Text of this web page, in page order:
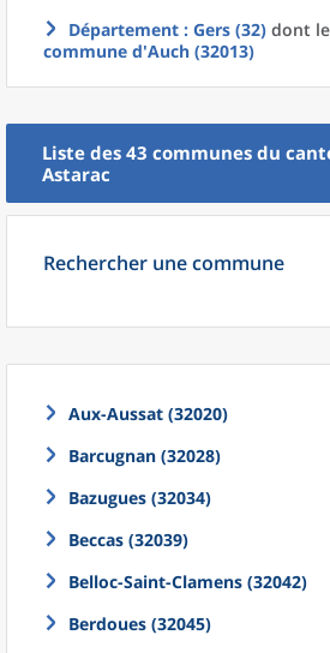
Département : Gers (32) dont
commune d'Auch (32013)
Liste des 43 communes du
Astarac
Rechercher une commune
Aux-Aussat (32020)
Barcugnan (32028)
Bazugues (32034)
Beccas (32039)
Belloc-Saint-Clamens (32042)
Berdoues (32045)